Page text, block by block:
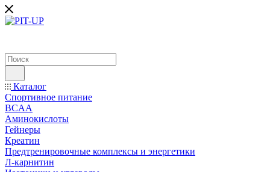
Каталог
Спортивное питание
BCAA
Аминокислоты
Гейнеры
Креатин
Предтренировочные комплексы и энергетики
Л-карнитин